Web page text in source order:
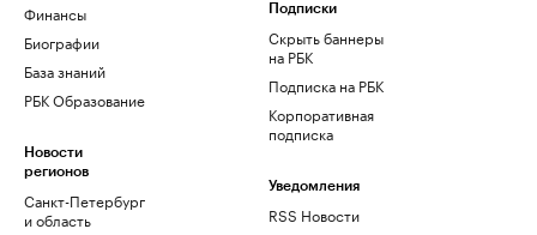
Финансы
Биографии
База знаний
РБК Образование
Новости
регионов
Санкт-Петербург
и область
Подписки
Скрыть баннеры
на РБК
Подписка на РБК
Корпоративная
подписка
Уведомления
RSS Новости